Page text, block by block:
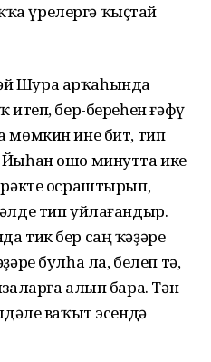
үрелергә ҡыҫтай
Шура арҡаһында
бер-береһен ғәфү
мөмкин ине бит, тип
ошо минутта ике
осраштырып,
тип уйлағандыр.
тик бер саң ҡәҙәре
булһа ла, белеп тә,
алып бара. Тән
ваҡыт эсендә